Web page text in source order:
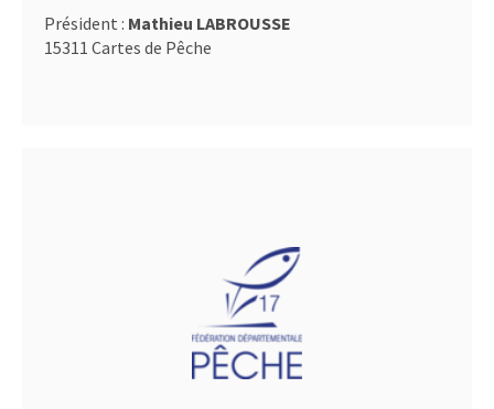
Président : Mathieu LABROUSSE
15311 Cartes de Pêche